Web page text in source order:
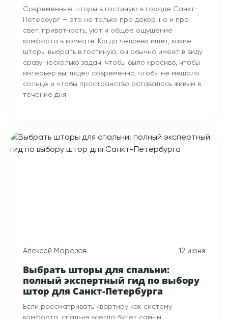
Современные шторы в гостиную в городе Санкт-
Петербург — это не только про декор, но и про
свет, приватность, уют и общее ощущение
комфорта в комнате. Когда человек ищет, какие
шторы выбрать в гостиную, он обычно имеет в виду
сразу несколько задач: чтобы было красиво, чтобы
интерьер выглядел современно, чтобы не мешало
солнце и чтобы пространство оставалось живым в
течение дня.
Алексей Морозов 12 июня
Выбрать шторы для спальни:
полный экспертный гид по выбору
штор для Санкт-Петербурга
Если рассматривать квартиру как систему
комфорта, спальня всегда будет самым